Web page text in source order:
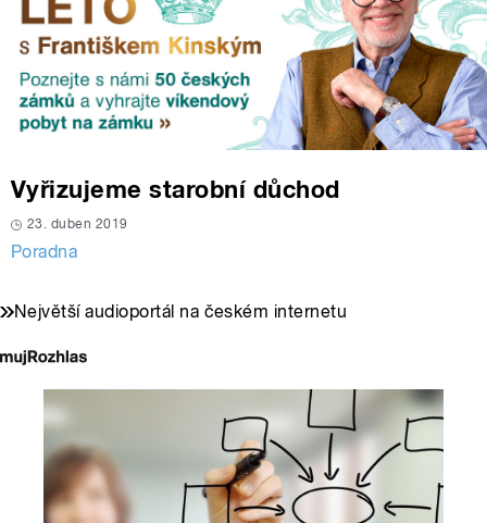
Vyřizujeme starobní důchod
23. duben 2019
Poradna
Největší audioportál na českém internetu